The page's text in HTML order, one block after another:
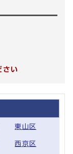
さい
東山区
西京区